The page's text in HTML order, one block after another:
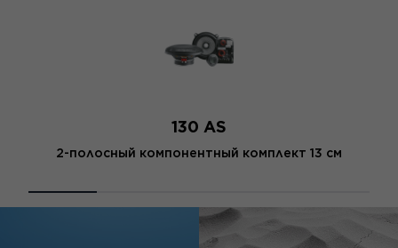
130 AS
2-полосный компонентный комплект 13 см